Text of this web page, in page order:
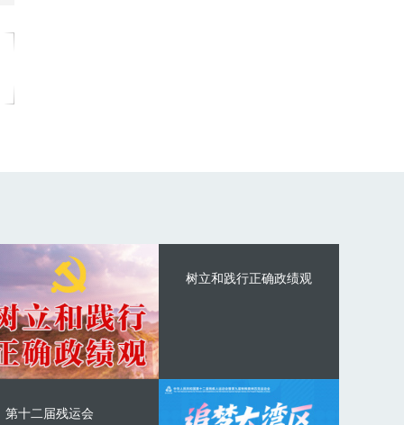
树立和践行正确政绩观
第十二届残运会